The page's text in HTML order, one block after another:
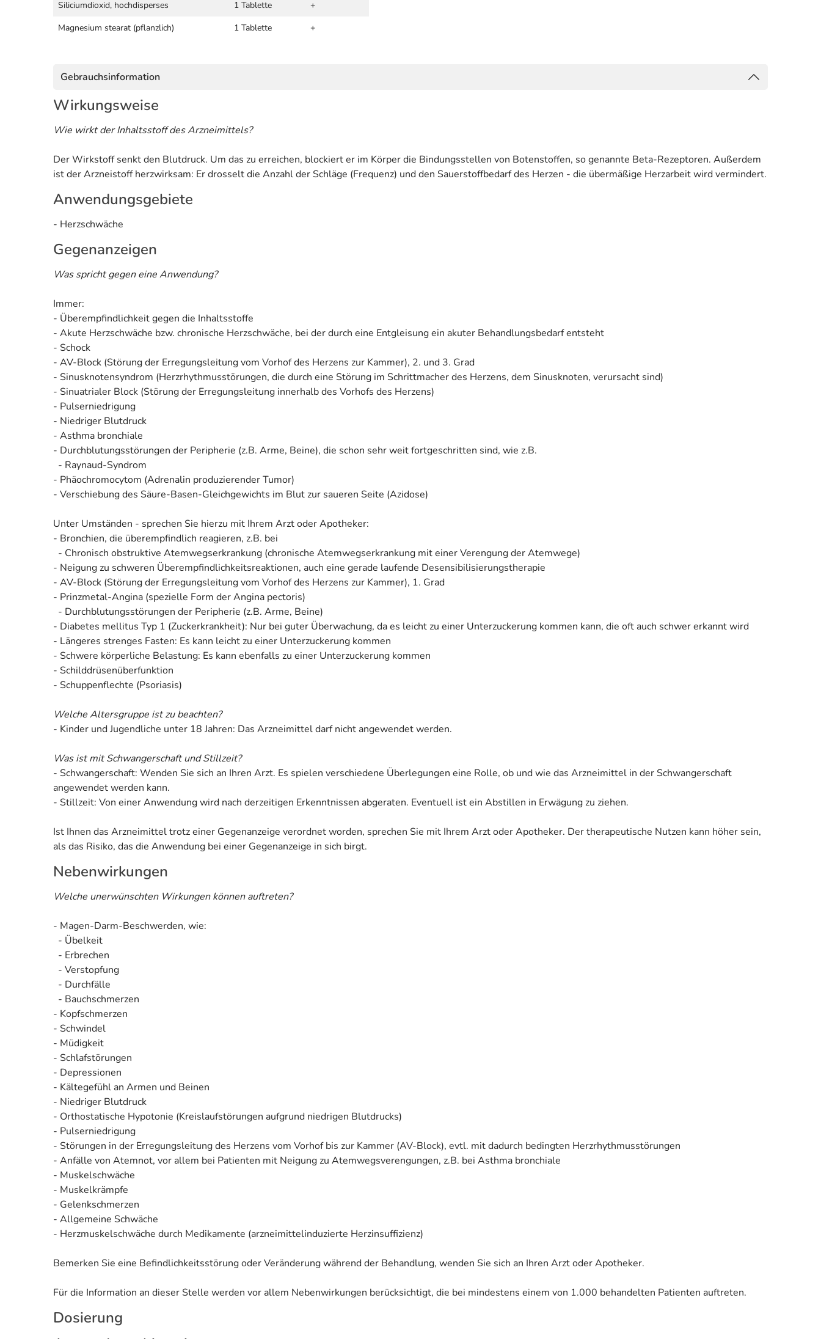
Siliciumdioxid, hochdisperses
1 Tablette
+
Magnesium stearat (pflanzlich)
1 Tablette +
Gebrauchsinformation
Wirkungsweise
Wie wirkt der Inhaltsstoff des Arzneimittels?
Der Wirkstoff senkt den Blutdruck. Um das zu erreichen, blockiert er im Körper die Bindungsstellen von Botenstoffen, so genannte Beta-Rezeptoren. Außerdem
ist der Arzneistoff herzwirksam: Er drosselt die Anzahl der Schläge (Frequenz) und den Sauerstoffbedarf des Herzen - die übermäßige Herzarbeit wird vermindert.
Anwendungsgebiete
- Herzschwäche
Gegenanzeigen
Was spricht gegen eine Anwendung?
Immer:
- Überempfindlichkeit gegen die Inhaltsstoffe
- Akute Herzschwäche bzw. chronische Herzschwäche, bei der durch eine Entgleisung ein akuter Behandlungsbedarf entsteht
- Schock
- AV-Block (Störung der Erregungsleitung vom Vorhof des Herzens zur Kammer), 2. und 3. Grad
- Sinusknotensyndrom (Herzrhythmusstörungen, die durch eine Störung im Schrittmacher des Herzens, dem Sinusknoten, verursacht sind)
- Sinuatrialer Block (Störung der Erregungsleitung innerhalb des Vorhofs des Herzens)
- Pulserniedrigung
- Niedriger Blutdruck
- Asthma bronchiale
- Durchblutungsstörungen der Peripherie (z.B. Arme, Beine), die schon sehr weit fortgeschritten sind, wie z.B.
- Raynaud-Syndrom
- Phäochromocytom (Adrenalin produzierender Tumor)
- Verschiebung des Säure-Basen-Gleichgewichts im Blut zur saueren Seite (Azidose)
Unter Umständen - sprechen Sie hierzu mit Ihrem Arzt oder Apotheker:
- Bronchien, die überempfindlich reagieren, z.B. bei
- Chronisch obstruktive Atemwegserkrankung (chronische Atemwegserkrankung mit einer Verengung der Atemwege)
- Neigung zu schweren Überempfindlichkeitsreaktionen, auch eine gerade laufende Desensibilisierungstherapie
- AV-Block (Störung der Erregungsleitung vom Vorhof des Herzens zur Kammer), 1. Grad
- Prinzmetal-Angina (spezielle Form der Angina pectoris)
- Durchblutungsstörungen der Peripherie (z.B. Arme, Beine)
- Diabetes mellitus Typ 1 (Zuckerkrankheit): Nur bei guter Überwachung, da es leicht zu einer Unterzuckerung kommen kann, die oft auch schwer erkannt wird
- Längeres strenges Fasten: Es kann leicht zu einer Unterzuckerung kommen
- Schwere körperliche Belastung: Es kann ebenfalls zu einer Unterzuckerung kommen
- Schilddrüsenüberfunktion
- Schuppenflechte (Psoriasis)
Welche Altersgruppe ist zu beachten?
- Kinder und Jugendliche unter 18 Jahren: Das Arzneimittel darf nicht angewendet werden.
Was ist mit Schwangerschaft und Stillzeit?
- Schwangerschaft: Wenden Sie sich an Ihren Arzt. Es spielen verschiedene Überlegungen eine Rolle, ob und wie das Arzneimittel in der Schwangerschaft
angewendet werden kann.
- Stillzeit: Von einer Anwendung wird nach derzeitigen Erkenntnissen abgeraten. Eventuell ist ein Abstillen in Erwägung zu ziehen.
Ist Ihnen das Arzneimittel trotz einer Gegenanzeige verordnet worden, sprechen Sie mit Ihrem Arzt oder Apotheker. Der therapeutische Nutzen kann höher sein,
als das Risiko, das die Anwendung bei einer Gegenanzeige in sich birgt.
Nebenwirkungen
Welche unerwünschten Wirkungen können auftreten?
- Magen-Darm-Beschwerden, wie:
- Übelkeit
- Erbrechen
- Verstopfung
- Durchfälle
- Bauchschmerzen
- Kopfschmerzen
- Schwindel
- Müdigkeit
- Schlafstörungen
- Depressionen
- Kältegefühl an Armen und Beinen
- Niedriger Blutdruck
- Orthostatische Hypotonie (Kreislaufstörungen aufgrund niedrigen Blutdrucks)
- Pulserniedrigung
- Störungen in der Erregungsleitung des Herzens vom Vorhof bis zur Kammer (AV-Block), evtl. mit dadurch bedingten Herzrhythmusstörungen
- Anfälle von Atemnot, vor allem bei Patienten mit Neigung zu Atemwegsverengungen, z.B. bei Asthma bronchiale
- Muskelschwäche
- Muskelkrämpfe
- Gelenkschmerzen
- Allgemeine Schwäche
- Herzmuskelschwäche durch Medikamente (arzneimittelinduzierte Herzinsuffizienz)
Bemerken Sie eine Befindlichkeitsstörung oder Veränderung während der Behandlung, wenden Sie sich an Ihren Arzt oder Apotheker.
Für die Information an dieser Stelle werden vor allem Nebenwirkungen berücksichtigt, die bei mindestens einem von 1.000 behandelten Patienten auftreten.
Dosierung